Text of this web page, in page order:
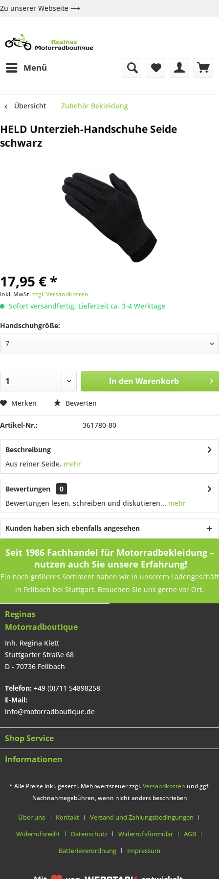
Zu unserer Webseite ⟶
Menü
Übersicht Zubehör Bekleidung
HELD Unterzieh-Handschuhe Seide
schwarz
17,95 € *
inkl. MwSt.zzgl. Versandkosten
Sofort versandfertig, Lieferzeit ca. 3-4 Werktage
Handschuhgröße:
In den Warenkorb
Merken Bewerten
Artikel-Nr.: 361780-80
Beschreibung
Aus reiner Seide. mehr
Bewertungen
0
Bewertungen lesen, schreiben und diskutieren... mehr
Kunden haben sich ebenfalls angesehen
Seit 1986 Fachhandel für Motorradbekleidung –
nutzen auch Sie unsere Erfahrung!
Ein noch größeres Sortiment haben wir in unserem Ladengeschäft
in Fellbach bei Stuttgart. Besuchen Sie uns gerne vor Ort.
Reginas
Motorradboutique
Inh. Regina Klett
Stuttgarter Straße 68
D - 70736 Fellbach
Telefon: +49 (0)711 54898258
E-Mail:
info@motorradboutique.de
Shop Service
Informationen
* Alle Preise inkl. gesetzl. Mehrwertsteuer zzgl.Versandkosten und ggf.
Nachnahmegebühren, wenn nicht anders beschrieben
Über uns Kontakt
Versand und Zahlungsbedingungen
Widerrufsrecht
Datenschutz Widerrufsformular
AGB
Batterieverordnung
Impressum